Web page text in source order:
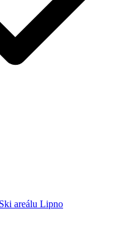
areálu Lipno